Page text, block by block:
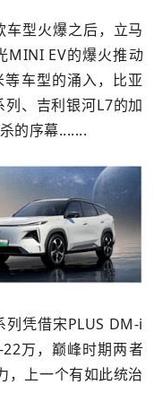
型火爆之后，立马
MINI EV的爆火推动
车型的涌入，比亚
、吉利银河L7的加
的序幕.......
凭借宋PLUS DM-i
万，巅峰时期两者
，上一个有如此统治